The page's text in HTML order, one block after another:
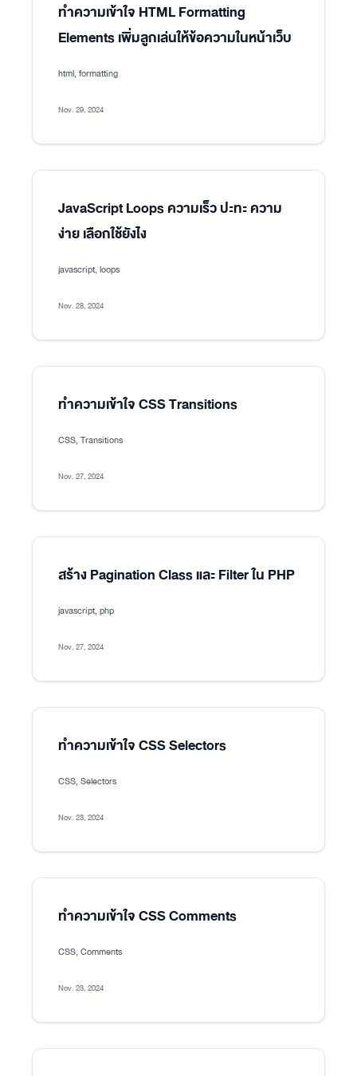
ทำความเข้าใจ HTML Formatting
Elements เพิ่มลูกเล่นให้ข้อความในหน้าเว็บ
html, formatting
Nov. 29, 2024
JavaScript Loops ความเร็ว ปะทะ ความ
ง่าย เลือกใช้ยังไง
javascript, loops
Nov. 28, 2024
ทำความเข้าใจ CSS Transitions
CSS, Transitions
Nov. 27, 2024
สร้าง Pagination Class และ Filter ใน PHP
javascript, php
Nov. 27, 2024
ทำความเข้าใจ CSS Selectors
CSS, Selectors
Nov. 23, 2024
ทำความเข้าใจ CSS Comments
CSS, Comments
Nov. 23, 2024